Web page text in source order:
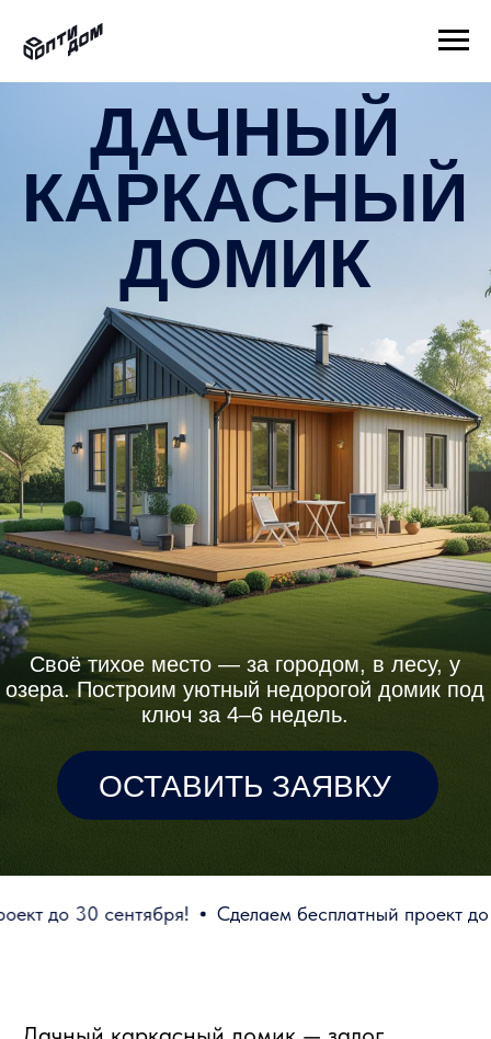
ДАЧНЫЙ
КАРКАСНЫЙ
ДОМИК
Своё тихое место — за городом, в лесу, у
озера. Построим уютный недорогой домик под
ключ за 4–6 недель.
ОСТАВИТЬ ЗАЯВКУ
сентября! Сделаем бесплатный проект до 30